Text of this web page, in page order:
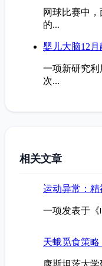
网球比赛中，
的...
婴儿大脑12月
一项新研究
次...
相关文章
运动异常：
一项发表于
天蛾觅食策略
康斯坦茨大